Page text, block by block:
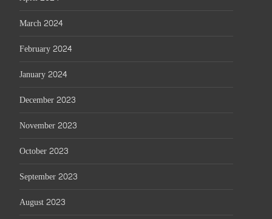
March 2024
February 2024
January 2024
December 2023
November 2023
October 2023
September 2023
August 2023